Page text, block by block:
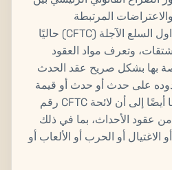
المرتبطة
بالمقامرة. تتعامل هيئة تداول السلع الآجلة (CFTC) حاليًا
وتعرف مواد العقود
بها بشكل صريح عقد الحدث
على حدث أو حدث أو قيمة
محددة. تشير المادة نفسها أيضًا إلى أن لائحة CFTC رقم
من عقود الأحداث، بما في ذلك
الاغتيال أو الحرب أو الألعاب أو